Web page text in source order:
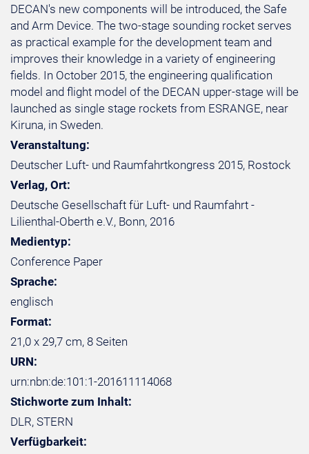
DECAN's new components will be introduced, the Safe
and Arm Device. The two-stage sounding rocket serves
as practical example for the development team and
improves their knowledge in a variety of engineering
fields. In October 2015, the engineering qualification
model and flight model of the DECAN upper-stage will be
launched as single stage rockets from ESRANGE, near
Kiruna, in Sweden.
Veranstaltung:
Deutscher Luft- und Raumfahrtkongress 2015, Rostock
Verlag, Ort:
Deutsche Gesellschaft für Luft- und Raumfahrt -
Lilienthal-Oberth e.V., Bonn, 2016
Medientyp:
Conference Paper
Sprache:
englisch
Format:
21,0 x 29,7 cm, 8 Seiten
URN:
urn:nbn:de:101:1-201611114068
Stichworte zum Inhalt:
DLR, STERN
Verfügbarkeit: